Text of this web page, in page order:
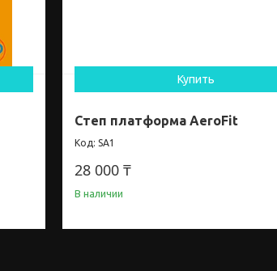
Купить
Степ платформа AeroFit
SA1
28 000 ₸
В наличии